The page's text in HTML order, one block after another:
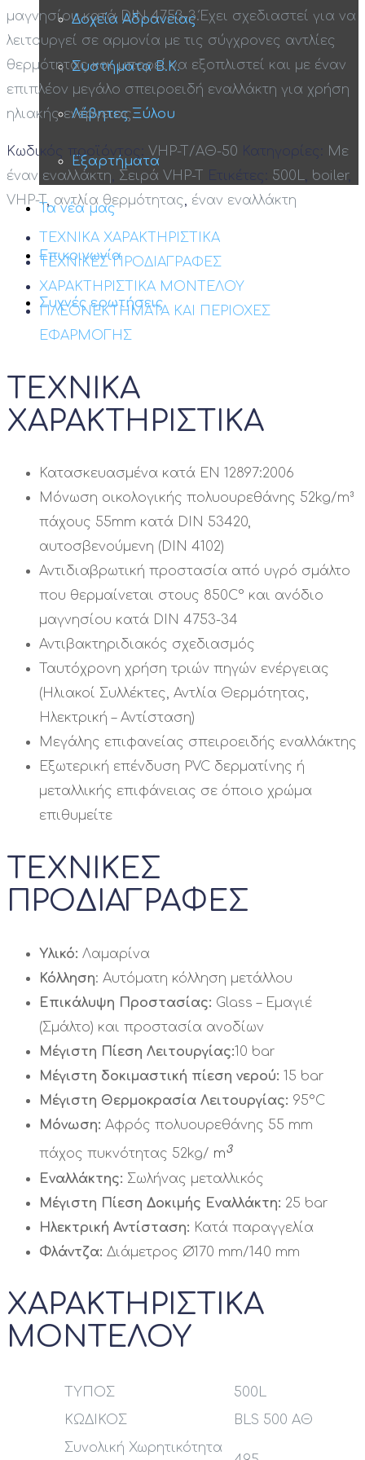
Δοχεία Αδρανείας
Συστήματα Β.Κ.
Λέβητες Ξύλου
Εξαρτήματα
Τα νέα μας
Επικοινωνία
Συχνές ερωτήσεις
μαγνησίου κατά DIN 4753-3.Έχει σχεδιαστεί για να
λειτουργεί σε αρμονία με τις σύγχρονες αντλίες
θερμότητας και μπορεί να εξοπλιστεί και με έναν
επιπλέον μεγάλο σπειροειδή εναλλάκτη για χρήση
ηλιακής ενέργειας.
Κωδικός προϊόντος: VHP-T/ΑΘ-50 Κατηγορίες:
Με
έναν εναλλάκτη
Σειρά VHP-T Ετικέτες: 500L boiler,
VHP-T, αντλία θερμότητας, έναν εναλλάκτη
ΤΕΧΝΙΚΑ ΧΑΡΑΚΤΗΡΙΣΤΙΚΑ
ΤΕΧΝΙΚΕΣ ΠΡΟΔΙΑΓΡΑΦΕΣ
ΧΑΡΑΚΤΗΡΙΣΤΙΚΑ ΜΟΝΤΕΛΟΥ
ΠΛΕΟΝΕΚΤΗΜΑΤΑ ΚΑΙ ΠΕΡΙΟΧΕΣ
ΕΦΑΡΜΟΓΗΣ
ΤΕΧΝΙΚΑ
ΧΑΡΑΚΤΗΡΙΣΤΙΚΑ
Κατασκευασμένα κατά EN 12897:2006
Μόνωση οικολογικής πολυουρεθάνης 52kg/m³
πάχους 55mm κατά DIN 53420,
αυτοσβενούμενη (DIN 4102)
Αντιδιαβρωτική προστασία από υγρό σμάλτο
που θερμαίνεται στους 850C° και ανόδιο
μαγνησίου κατά DIN 4753-34
Αντιβακτηριδιακός σχεδιασμός
Ταυτόχρονη χρήση τριών πηγών ενέργειας
(Ηλιακοί Συλλέκτες, Αντλία Θερμότητας,
Ηλεκτρική – Αντίσταση)
Μεγάλης επιφανείας σπειροειδής εναλλάκτης
Εξωτερική επένδυση PVC δερματίνης ή
μεταλλικής επιφάνειας σε όποιο χρώμα
επιθυμείτε
ΤΕΧΝΙΚΕΣ
ΠΡΟΔΙΑΓΡΑΦΕΣ
Yλικό: Λαμαρίνα
Κόλληση: Αυτόματη κόλληση μετάλλου
Επικάλυψη Προστασίας: Glass – Εμαγιέ
(Σμάλτο) και προστασία ανοδίων
Μέγιστη Πίεση Λειτουργίας:10 bar
Μέγιστη δοκιμαστική πίεση νερού: 15 bar
Μέγιστη Θερμοκρασία Λειτουργίας: 95°C
Μόνωση: Αφρός πολυουρεθάνης 55 mm
πάχος πυκνότητας 52kg/ m3
Εναλλάκτης: Σωλήνας μεταλλικός
Μέγιστη Πίεση Δοκιμής Εναλλάκτη: 25 bar
Ηλεκτρική Αντίσταση: Κατά παραγγελία
Φλάντζα: Διάμετρος Ø170 mm/140 mm
ΧΑΡΑΚΤΗΡΙΣΤΙΚΑ
ΜΟΝΤΕΛΟΥ
ΤΥΠΟΣ
500L
ΚΩΔΙΚΟΣ
BLS 500 ΑΘ
Συνολική Χωρητικότητα